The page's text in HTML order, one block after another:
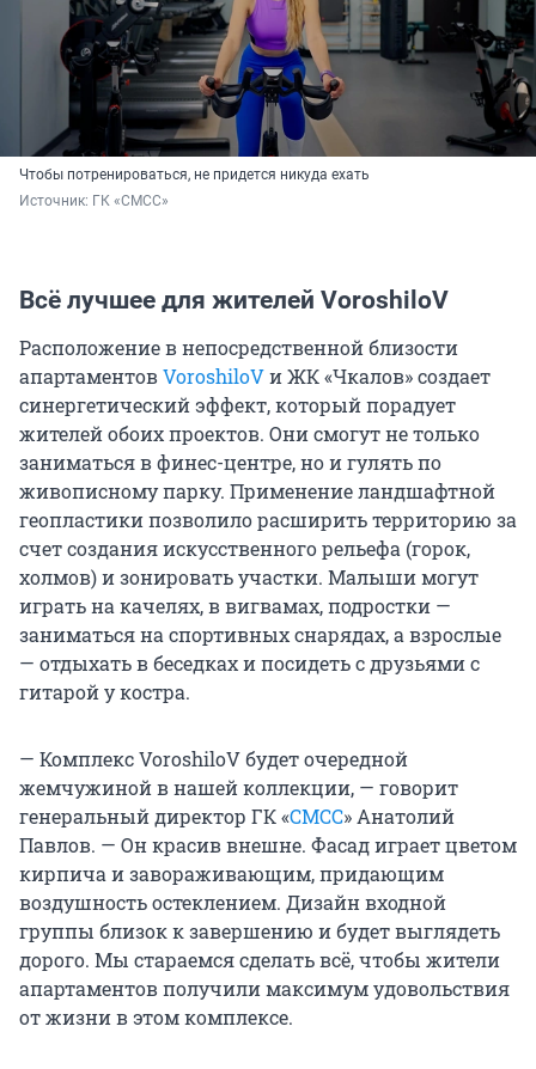
Чтобы потренироваться, не придется никуда ехать
Источник: ГК «СМСС»
Всё лучшее для жителей VoroshiloV
Расположение в непосредственной близости
апартаментовVoroshiloVи ЖК «Чкалов» создает
синергетический эффект, который порадует
жителей обоих проектов. Они смогут не только
заниматься в финес-центре, но и гулять по
живописному парку. Применение ландшафтной
геопластики позволило расширить территорию за
счет создания искусственного рельефа (горок,
холмов) и зонировать участки. Малыши могут
играть на качелях, в вигвамах, подростки —
заниматься на спортивных снарядах, а взрослые
— отдыхать в беседках и посидеть с друзьями с
гитарой у костра.
— Комплекс VoroshiloV будет очередной
жемчужиной в нашей коллекции, — говорит
генеральный директор ГК «СМСС» Анатолий
Павлов. — Он красив внешне. Фасад играет цветом
кирпича и завораживающим, придающим
воздушность остеклением. Дизайн входной
группы близок к завершению и будет выглядеть
дорого. Мы стараемся сделать всё, чтобы жители
апартаментов получили максимум удовольствия
от жизни в этом комплексе.